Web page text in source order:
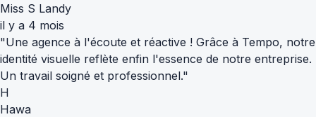
Miss S Landy
il y a 4 mois
"Une agence à l'écoute et réactive ! Grâce à Tempo, notre
identité visuelle reflète enfin l'essence de notre entreprise.
Un travail soigné et professionnel."
H
Hawa